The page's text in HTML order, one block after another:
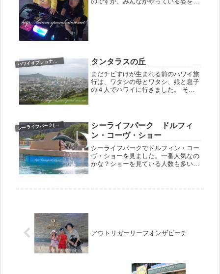
ハワイオプショナルツアー タンタラスの丘
まだチビすけが生まれる前のハワイ旅
行は、ワタシの母とワタシ、娘と息子
の４人でハワイに行きました。 その
に行きました。何より、天気が曇って
い...
シーライフパーク(sea life park)
シーライフパーク ドルフィ
ン・コーヴ・ショー
シーライフパークでドルフィン・コー
ヴ・ショーを見ました。一番人気なの
かな？ショーを見ている人数も多い
アウトリガーリーフオンザビーチ